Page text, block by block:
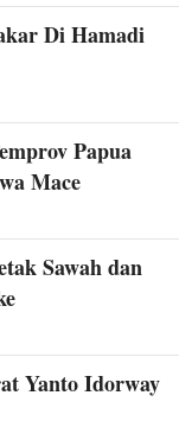
Di Hamadi
Papua
Mace
Sawah dan
Yanto Idorway